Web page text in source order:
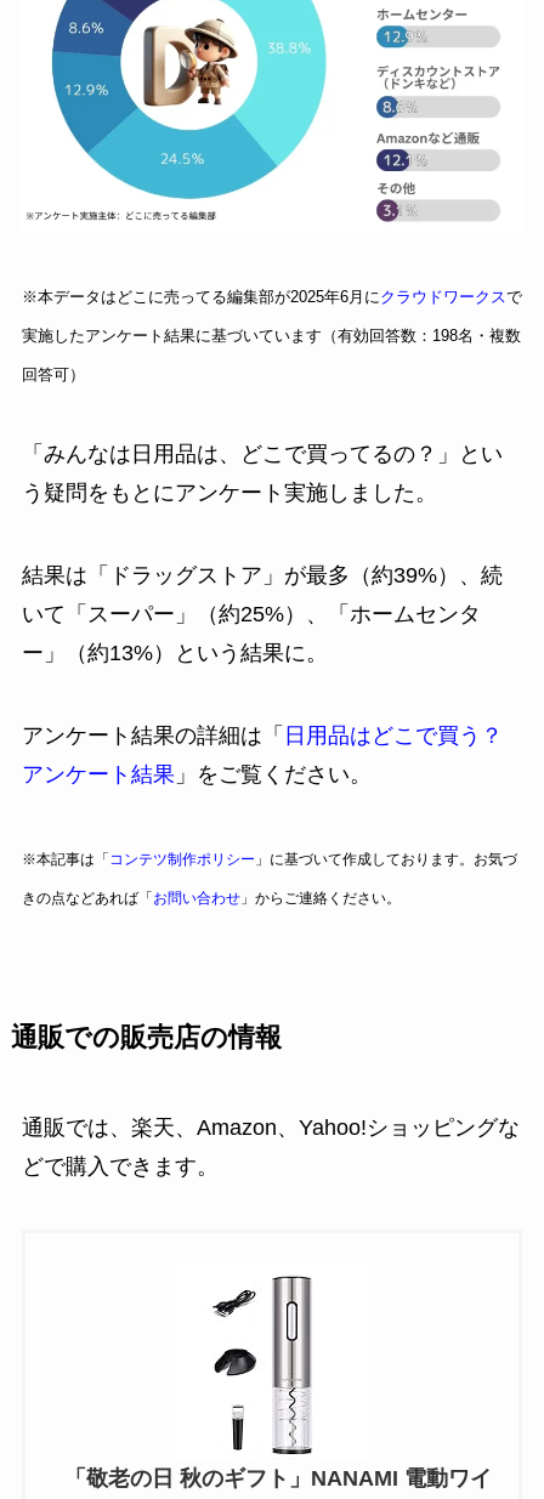
※本データはどこに売ってる編集部が2025年6月にクラウドワークスで
実施したアンケート結果に基づいています（有効回答数：198名・複数
回答可）
「みんなは日用品は、どこで買ってるの？」とい
う疑問をもとにアンケート実施しました。
結果は「ドラッグストア」が最多（約39%）、続
いて「スーパー」（約25%）、「ホームセンタ
ー」（約13%）という結果に。
アンケート結果の詳細は「 日用品はどこで買う？
アンケート結果 」をご覧ください。
※本記事は「 コンテツ制作ポリシー 」に基づいて作成しております。お気づ
きの点などあれば「 お問い合わせ」からご連絡ください。
通販での販売店の情報
通販では、楽天、Amazon、Yahoo!ショッピングな
どで購入できます。
「敬老の日 秋のギフト」NANAMI 電動ワイ